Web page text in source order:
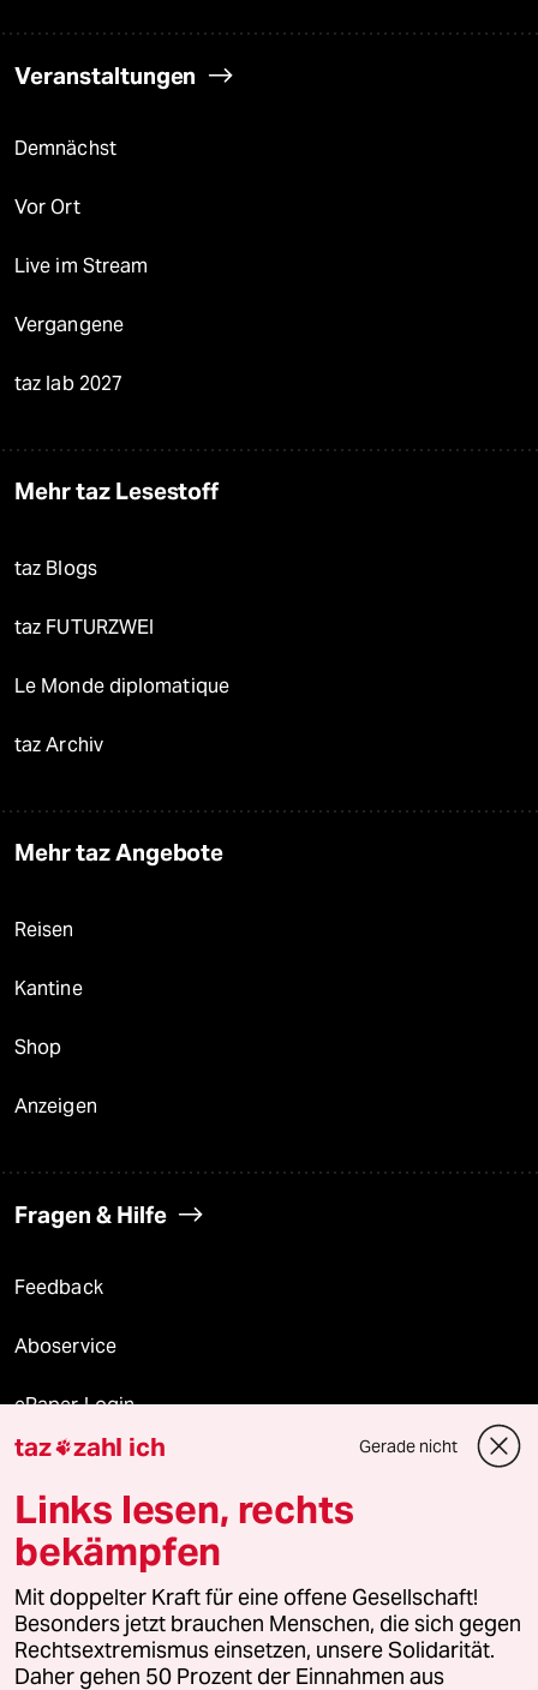
Veranstaltungen
Demnächst
Vor Ort
Live im Stream
Vergangene
taz lab 2027
Mehr taz Lesestoff
taz Blogs
taz FUTURZWEI
Le Monde diplomatique
taz Archiv
Mehr taz Angebote
Reisen
Kantine
Shop
Anzeigen
Fragen & Hilfe
Feedback
Aboservice
ePaper Login
Downloads für Abonnierende
© 2026 taz Verlags und Vertriebs GmbH
Alle Rechte vorbehalten. Bei rechtlichen Fragen oder für Genehmigungen
wenden Sie sich bitte an
lizenzen@taz.de
taz zahl ich Gerade nicht
Links lesen, rechts
bekämpfen
Mit doppelter Kraft für eine offene Gesellschaft!
Besonders jetzt brauchen Menschen, die sich gegen
Rechtsextremismus einsetzen, unsere Solidarität.
Daher gehen 50 Prozent der Einnahmen aus